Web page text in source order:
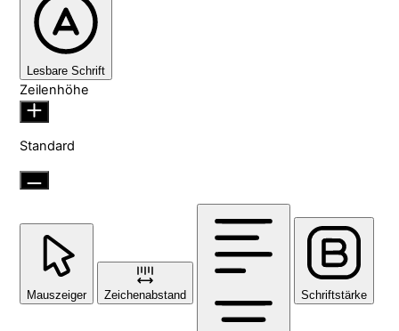
Lesbare Schrift
Zeilenhöhe
Standard
Mauszeiger Zeichenabstand Schriftstärke